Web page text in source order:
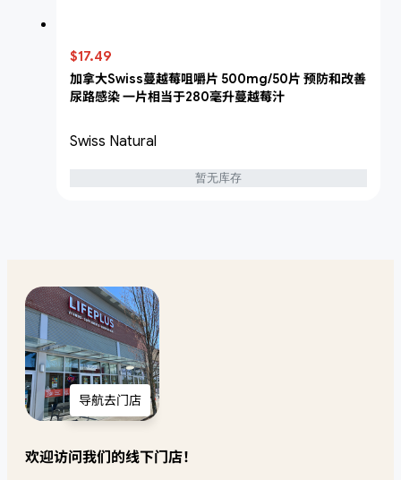
$17.49
加拿大Swiss蔓越莓咀嚼片 500mg/50片 预防和改善
尿路感染 一片相当于280毫升蔓越莓汁
Swiss Natural
暂无库存
导航去门店
欢迎访问我们的线下门店！